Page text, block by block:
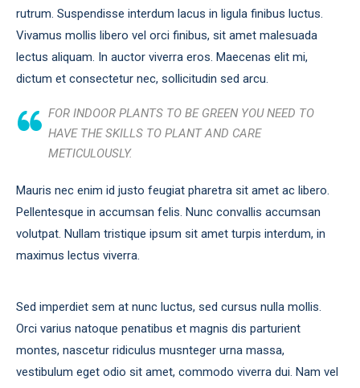
rutrum. Suspendisse interdum lacus in ligula finibus luctus.
Vivamus mollis libero vel orci finibus, sit amet malesuada
lectus aliquam. In auctor viverra eros. Maecenas elit mi,
dictum et consectetur nec, sollicitudin sed arcu.
FOR INDOOR PLANTS TO BE GREEN YOU NEED TO
HAVE THE SKILLS TO PLANT AND CARE
METICULOUSLY.
Mauris nec enim id justo feugiat pharetra sit amet ac libero.
Pellentesque in accumsan felis. Nunc convallis accumsan
volutpat. Nullam tristique ipsum sit amet turpis interdum, in
maximus lectus viverra.
Sed imperdiet sem at nunc luctus, sed cursus nulla mollis.
Orci varius natoque penatibus et magnis dis parturient
montes, nascetur ridiculus musnteger urna massa,
vestibulum eget odio sit amet, commodo viverra dui. Nam vel